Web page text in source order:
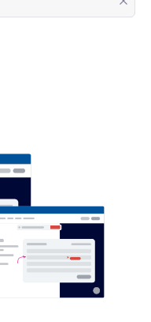
à sua página